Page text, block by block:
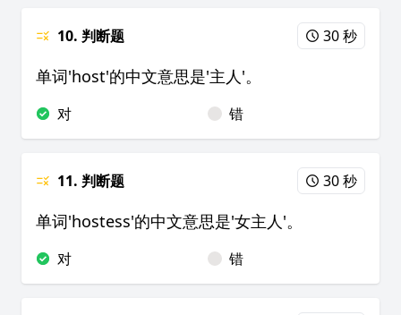
10. 判断题 30 秒
单词'host'的中文意思是'主人'。
对 错
11. 判断题 30 秒
单词'hostess'的中文意思是'女主人'。
对 错